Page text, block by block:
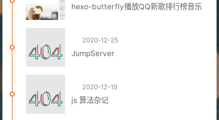
hexo-butterfly播放QQ新歌排行榜音乐
2020-12-25
JumpServer
2020-12-19
js 算法杂记